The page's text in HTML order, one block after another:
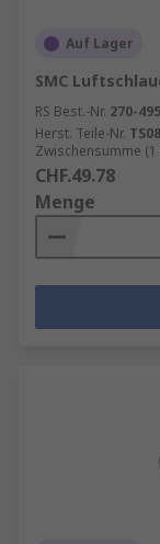
Auf Lager
SMC
RS Best.-Nr. 270-
Herst. Teile-Nr.
Zwischensumme (1
CHF.49.78
Menge